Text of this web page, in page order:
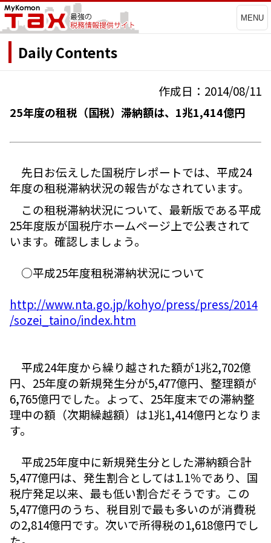
MENU
Daily Contents
作成日：2014/08/11
25年度の租税（国税）滞納額は、1兆1,414億円
先日お伝えした国税庁レポートでは、平成24
年度の租税滞納状況の報告がなされています。
この租税滞納状況について、最新版である平成
25年度版が国税庁ホームページ上で公表されて
います。確認しましょう。
○平成25年度租税滞納状況について
http://www.nta.go.jp/kohyo/press/press/2014
/sozei_taino/index.htm
平成24年度から繰り越された額が1兆2,702億
円、25年度の新規発生分が5,477億円、整理額が
6,765億円でした。よって、25年度末での滞納整
理中の額（次期繰越額）は1兆1,414億円となりま
す。
平成25年度中に新規発生分とした滞納額合計
5,477億円は、発生割合としては1.1％であり、国
税庁発足以来、最も低い割合だそうです。この
5,477億円のうち、税目別で最も多いのが消費税
の2,814億円です。次いで所得税の1,618億円でし